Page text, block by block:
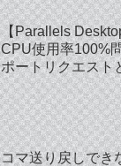
【Parallels
CPU使用率100%
ポートリクエスト
コマ送り戻しでき